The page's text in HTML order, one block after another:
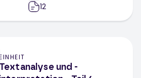
12
EINHEIT
Textanalyse und -